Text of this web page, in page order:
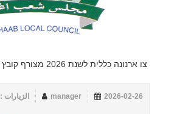
צו ארנונה כללית לשנת 2026 מצורף קובץ
2026-02-26
manager الزيارات : 757